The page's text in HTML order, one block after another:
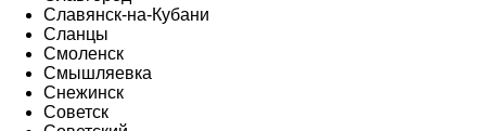
Славянск-на-Кубани
Сланцы
Смоленск
Смышляевка
Снежинск
Советск